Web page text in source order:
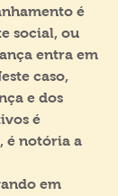
é
social, ou
entra em
caso,
e dos
é
é notória a
em